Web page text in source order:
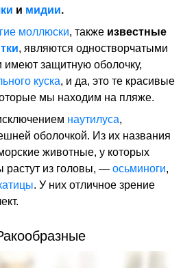
и мидии.
моллюски, также известные
, являются одностворчатыми
защитную оболочку,
куска, и да, это те красивые
мы находим на пляже.
наутилуса,
оболочкой. Из их названия
животные, у которых
растут из головы, — осьминоги,
. У них отличное зрение